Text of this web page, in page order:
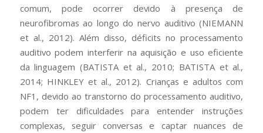
comum, pode ocorrer devido à presença de
neurofibromas ao longo do nervo auditivo (NIEMANN
et al., 2012). Além disso, déficits no processamento
auditivo podem interferir na aquisição e uso eficiente
da linguagem (BATISTA et al., 2010; BATISTA et al.,
2014; HINKLEY et al., 2012). Crianças e adultos com
NF1, devido ao transtorno do processamento auditivo,
podem ter dificuldades para entender instruções
complexas, seguir conversas e captar nuances de